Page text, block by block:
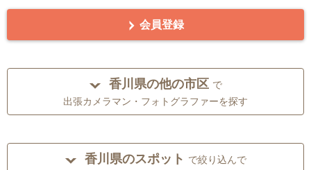
会員登録
香川県の他の市区 で
出張カメラマン・フォトグラファーを探す
香川県のスポット で絞り込んで